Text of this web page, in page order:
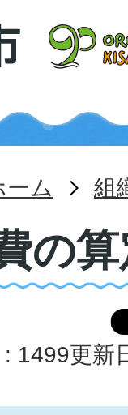
ーム 組
の
1499更新